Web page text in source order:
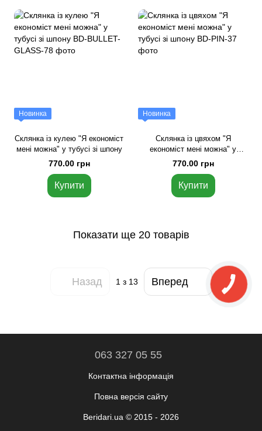
Новинка
Склянка із кулею "Я економіст
мені можна" у тубусі зі шпону
770.00 грн
Купити
Новинка
Склянка із цвяхом "Я
економіст мені можна" у
тубусі зі шпону
770.00 грн
Купити
Показати ще 20 товарів
Назад 1з 13 Вперед
063 327 05 55
Контактна інформація
Повна версія сайту
Beridari.ua © 2015 - 2026